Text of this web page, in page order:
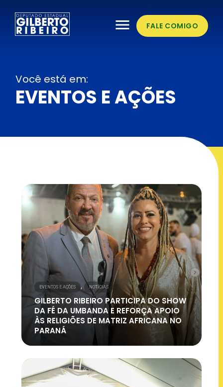
FALE COMIGO
menu
Você está em:
EVENTOS E AÇÕES
EVENTOS E AÇÕES , NOTÍCIAS
GILBERTO RIBEIRO PARTICIPA DO SHOW
DA FÉ DA UMBANDA E REFORÇA APOIO
ÀS RELIGIÕES DE MATRIZ AFRICANA NO
PARANÁ